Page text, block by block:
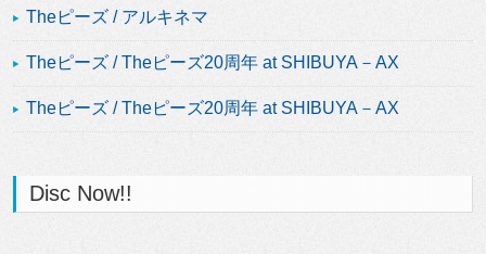
Theピーズ / アルキネマ
Theピーズ / Theピーズ20周年 at SHIBUYA－AX
Theピーズ / Theピーズ20周年 at SHIBUYA－AX
Disc Now!!